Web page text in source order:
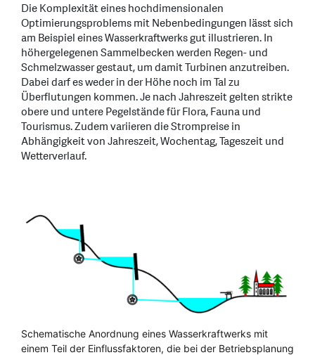
Die Komplexität eines hochdimensionalen
Optimierungsproblems mit Nebenbedingungen lässt sich
am Beispiel eines Wasserkraftwerks gut illustrieren. In
höhergelegenen Sammelbecken werden Regen- und
Schmelzwasser gestaut, um damit Turbinen anzutreiben.
Dabei darf es weder in der Höhe noch im Tal zu
Überflutungen kommen. Je nach Jahreszeit gelten strikte
obere und untere Pegelstände für Flora, Fauna und
Tourismus. Zudem variieren die Strompreise in
Abhängigkeit von Jahreszeit, Wochentag, Tageszeit und
Wetterverlauf.
Schematische Anordnung eines Wasserkraftwerks mit
einem Teil der Einflussfaktoren, die bei der Betriebsplanung